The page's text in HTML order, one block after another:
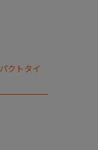
クトタイ